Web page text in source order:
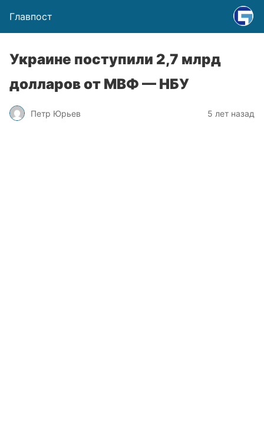
Главпост
Украине поступили 2,7 млрд
долларов от МВФ — НБУ
Петр Юрьев 5 лет назад